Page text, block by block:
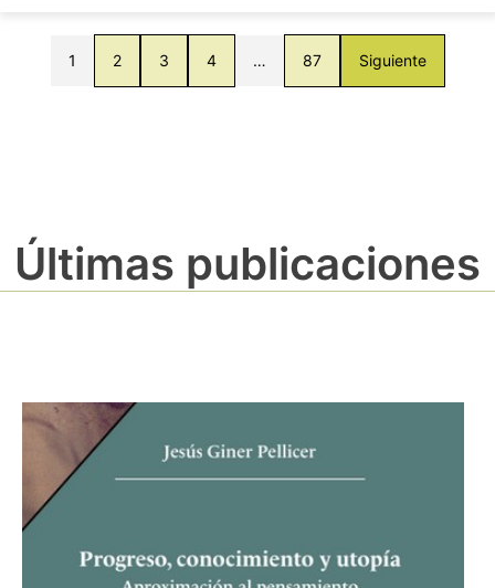
1 2 3 4 … 87 Siguiente
Últimas publicaciones